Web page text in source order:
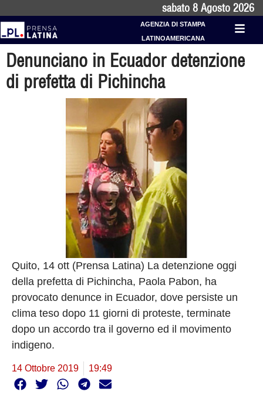
sabato 8 Agosto 2026
AGENZIA DI STAMPA
LATINOAMERICANA
Denunciano in Ecuador detenzione
di prefetta di Pichincha
Quito, 14 ott (Prensa Latina) La detenzione oggi
della prefetta di Pichincha, Paola Pabon, ha
provocato denunce in Ecuador, dove persiste un
clima teso dopo 11 giorni di proteste, terminate
dopo un accordo tra il governo ed il movimento
indigeno.
14 Ottobre 2019 19:49